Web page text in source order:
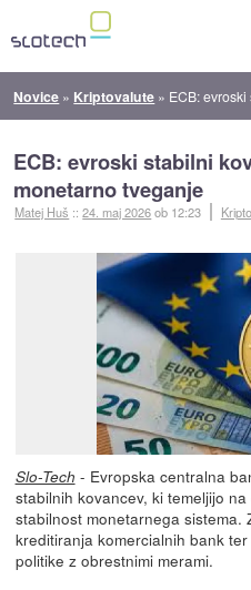
Novice » Kriptovalute » ECB: evroski
ECB: evroski stabilni
monetarno tveganje
Matej Huš ::24. maj 2026ob 12:23
Slo-Tech - Evropska centralna
stabilnih kovancev, ki temeljijo
stabilnost monetarnega sistema.
kreditiranja komercialnih bank
politike z obrestnimi merami.